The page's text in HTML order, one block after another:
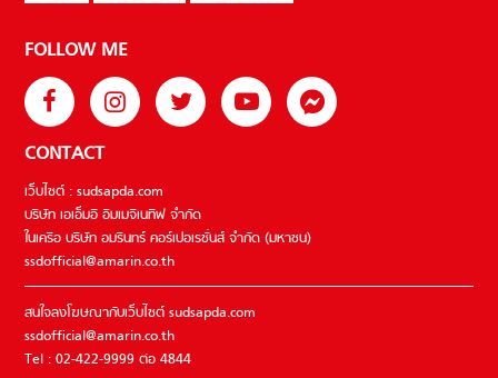
FOLLOW ME
CONTACT
เว็บไซต์ : sudsapda.com
บริษัท เอเอ็มอี อิมเมจิเนทีฟ จำกัด
ในเครือ บริษัท อมรินทร์ คอร์เปอเรชั่นส์ จำกัด (มหาชน)
ssdofficial@amarin.co.th
สนใจลงโฆษณากับเว็บไซต์ sudsapda.com
ssdofficial@amarin.co.th
Tel : 02-422-9999 ต่อ 4844